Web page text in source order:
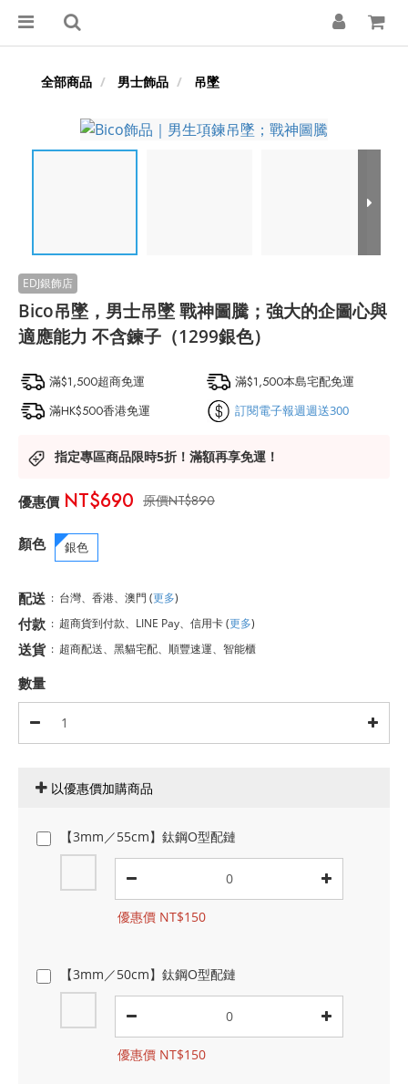
全部商品 男士飾品 吊墜
Bico吊墜，男士吊墜 戰神圖騰；強大的企圖心與
適應能力 不含鍊子（1299銀色）
滿$1,500超商免運
滿$1,500本島宅配免運
滿HK$500香港免運
訂閱電子報週週送300
指定專區商品限時5折！滿額再享免運！
NT$890
NT$690
顏色 銀色
配送 : 台灣、香港、澳門 (更多)
付款 : 超商貨到付款、LINE Pay、信用卡(更多)
送貨 : 超商配送、黑貓宅配、順豐速運、智能櫃
數量
以優惠價加購商品
【3mm／55cm】鈦鋼O型配鏈
優惠價 NT$150
【3mm／50cm】鈦鋼O型配鏈
優惠價 NT$150